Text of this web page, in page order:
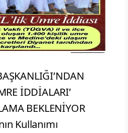
İDDİALARI’
BEKLENİYOR
Kullanımı